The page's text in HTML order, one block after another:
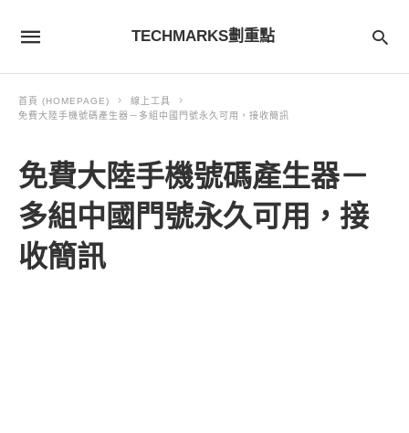
TECHMARKS劃重點
首頁 (HOMEPAGE)
線上工具
免費大陸手機號碼產生器－多組中國門號永久可用，接收簡訊
免費大陸手機號碼產生器－
多組中國門號永久可用，接
收簡訊